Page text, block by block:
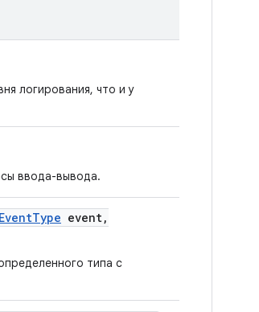
логирования, что и у
ввода-вывода.
EventType event,
типа с